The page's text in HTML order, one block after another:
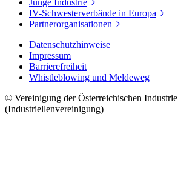
Junge Industrie
IV-Schwesterverbände in Europa
Partnerorganisationen
Datenschutzhinweise
Impressum
Barrierefreiheit
Whistleblowing und Meldeweg
© Vereinigung der Österreichischen Industrie
(Industriellenvereinigung)